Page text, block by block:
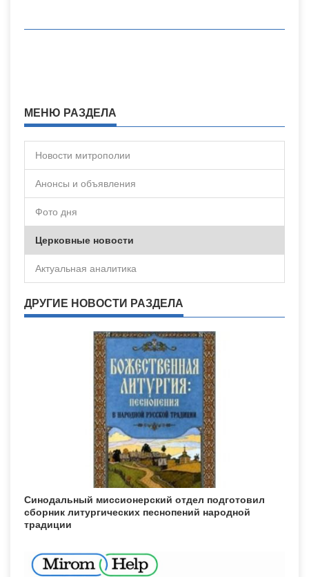
МЕНЮ РАЗДЕЛА
Новости митрополии
Анонсы и объявления
Фото дня
Церковные новости
Актуальная аналитика
ДРУГИЕ НОВОСТИ РАЗДЕЛА
Синодальный миссионерский отдел подготовил
сборник литургических песнопений народной
традиции